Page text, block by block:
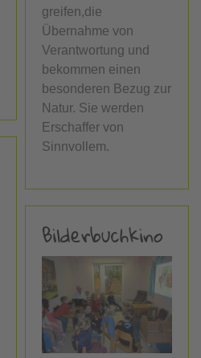
greifen,die
Übernahme von
Verantwortung und
bekommen einen
besonderen Bezug zur
Natur. Sie werden
Erschaffer von
Sinnvollem.
Bilderbuchkino